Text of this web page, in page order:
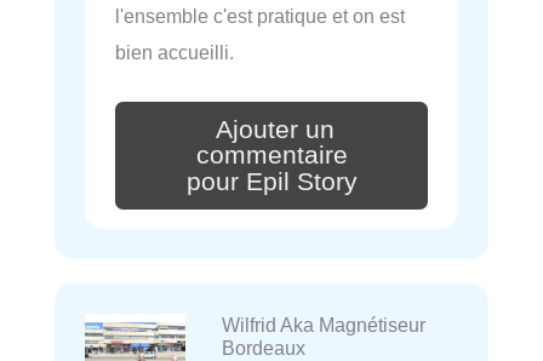
l'ensemble c'est pratique et on est
bien accueilli.
Ajouter un
commentaire
pour Epil Story
Wilfrid Aka Magnétiseur
Bordeaux